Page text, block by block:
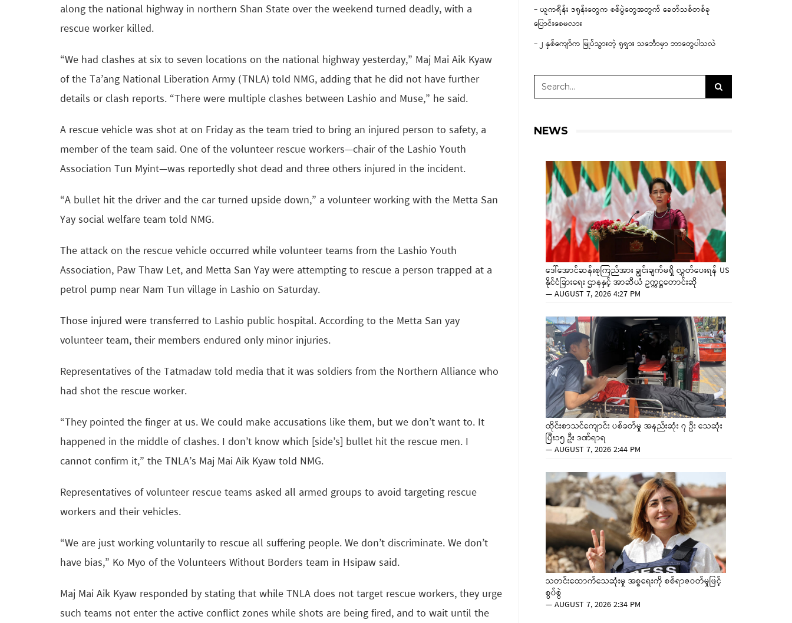
along the national highway in northern Shan State over the weekend turned deadly, with a
rescue worker killed.
“We had clashes at six to seven locations on the national highway yesterday,” Maj Mai Aik Kyaw
of the Ta’ang National Liberation Army (TNLA) told NMG, adding that he did not have further
details or clash reports. “There were multiple clashes between Lashio and Muse,” he said.
A rescue vehicle was shot at on Friday as the team tried to bring an injured person to safety, a
member of the team said. One of the volunteer rescue workers—chair of the Lashio Youth
Association Tun Myint—was reportedly shot dead and three others injured in the incident.
“A bullet hit the driver and the car turned upside down,” a volunteer working with the Metta San
Yay social welfare team told NMG.
The attack on the rescue vehicle occurred while volunteer teams from the Lashio Youth
Association, Paw Thaw Let, and Metta San Yay were attempting to rescue a person trapped at a
petrol pump near Nam Tun village in Lashio on Saturday.
Those injured were transferred to Lashio public hospital. According to the Metta San yay
volunteer team, their members endured only minor injuries.
Representatives of the Tatmadaw told media that it was soldiers from the Northern Alliance who
had shot the rescue worker.
“They pointed the finger at us. We could make accusations like them, but we don’t want to. It
happened in the middle of clashes. I don’t know which [side’s] bullet hit the rescue men. I
cannot confirm it,” the TNLA’s Maj Mai Aik Kyaw told NMG.
Representatives of volunteer rescue teams asked all armed groups to avoid targeting rescue
workers and their vehicles.
“We are just working voluntarily to rescue all suffering people. We don’t discriminate. We don’t
have bias,” Ko Myo of the Volunteers Without Borders team in Hsipaw said.
Maj Mai Aik Kyaw responded by stating that while TNLA does not target rescue workers, they urge
such teams not enter the active conflict zones while shots are being fired, and to wait until the
– ယူကရိန်း ဒရုန်းတွေက စစ်ပွဲတွေအတွက် ခေတ်သစ်တစ်ခု
ပြောင်းစေမလား
– ၂ နှစ်ကျော်က မြုပ်သွားတဲ့ ရုရှား သင်္ဘောမှာ ဘာတွေပါသလဲ
NEWS
ဒေါ်အောင်ဆန်းစုကြည်အား ချွင်းချက်မရှိ လွှတ်ပေးရန် US
နိုင်ငံခြားရေး ဌာနနှင့် အာဆီယံ ဥက္ကဋ္ဌတောင်းဆို
—AUGUST 7, 2026 4:27 PM
ထိုင်းစာသင်ကျောင်း ပစ်ခတ်မှု အနည်းဆုံး ၇ ဦး သေဆုံး
ပြီး၁၅ ဦး ဒဏ်ရာရ
—AUGUST 7, 2026 2:44 PM
သတင်းထောက်သေဆုံးမှု အစ္စရေးကို စစ်ရာဇဝတ်မှုဖြင့်
စွပ်စွဲ
—AUGUST 7, 2026 2:34 PM